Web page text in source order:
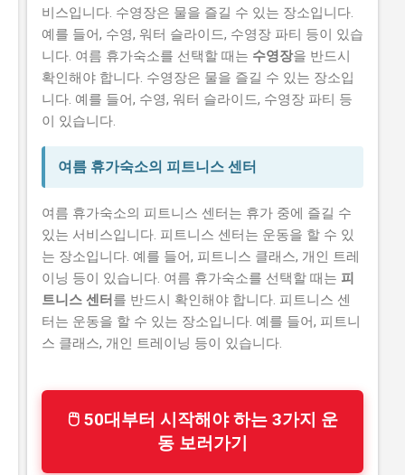
비스입니다. 수영장은 물을 즐길 수 있는 장소입니다.
예를 들어, 수영, 워터 슬라이드, 수영장 파티 등이 있습
니다. 여름 휴가숙소를 선택할 때는 수영장을 반드시
확인해야 합니다. 수영장은 물을 즐길 수 있는 장소입
니다. 예를 들어, 수영, 워터 슬라이드, 수영장 파티 등
이 있습니다.
여름 휴가숙소의 피트니스 센터
여름 휴가숙소의 피트니스 센터는 휴가 중에 즐길 수
있는 서비스입니다. 피트니스 센터는 운동을 할 수 있
는 장소입니다. 예를 들어, 피트니스 클래스, 개인 트레
이닝 등이 있습니다. 여름 휴가숙소를 선택할 때는 피
트니스 센터 를 반드시 확인해야 합니다. 피트니스 센
터는 운동을 할 수 있는 장소입니다. 예를 들어, 피트니
스 클래스, 개인 트레이닝 등이 있습니다.
🖱 50대부터 시작해야 하는 3가지 운
동 보러가기